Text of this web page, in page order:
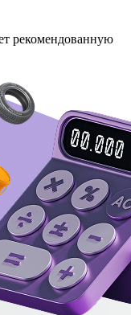
рекомендованную